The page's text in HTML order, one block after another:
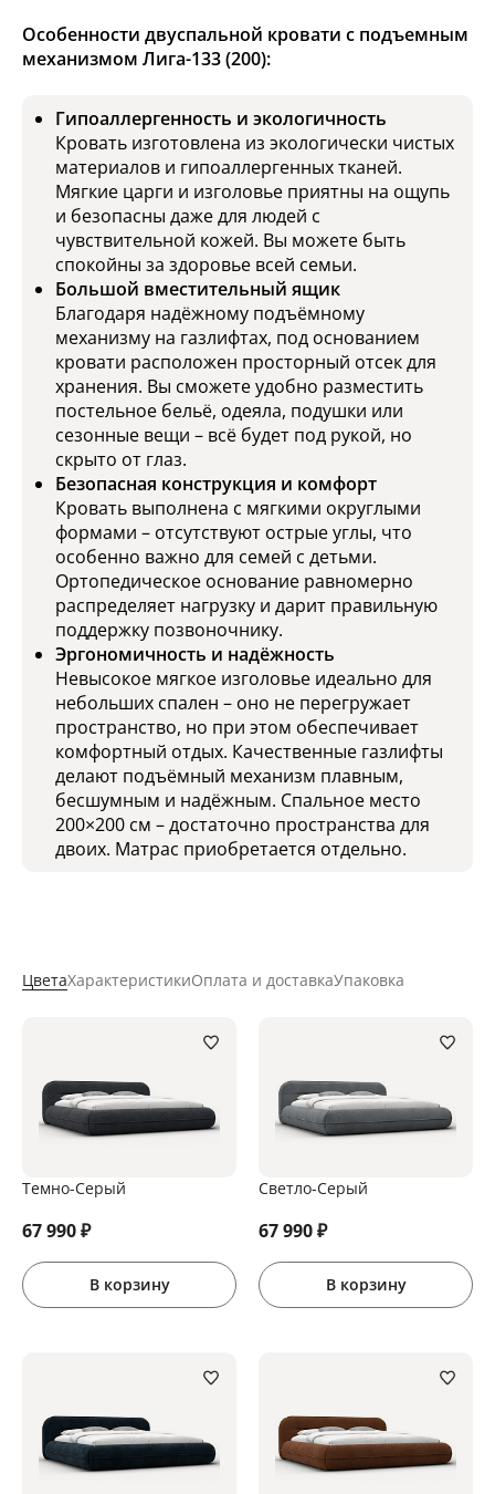
Особенности двуспальной кровати с подъемным
механизмом Лига-133 (200):
Гипоаллергенность и экологичность
Кровать изготовлена из экологически чистых
материалов и гипоаллергенных тканей.
Мягкие царги и изголовье приятны на ощупь
и безопасны даже для людей с
чувствительной кожей. Вы можете быть
спокойны за здоровье всей семьи.
Большой вместительный ящик
Благодаря надёжному подъёмному
механизму на газлифтах, под основанием
кровати расположен просторный отсек для
хранения. Вы сможете удобно разместить
постельное бельё, одеяла, подушки или
сезонные вещи – всё будет под рукой, но
скрыто от глаз.
Безопасная конструкция и комфорт
Кровать выполнена с мягкими округлыми
формами – отсутствуют острые углы, что
особенно важно для семей с детьми.
Ортопедическое основание равномерно
распределяет нагрузку и дарит правильную
поддержку позвоночнику.
Эргономичность и надёжность
Невысокое мягкое изголовье идеально для
небольших спален – оно не перегружает
пространство, но при этом обеспечивает
комфортный отдых. Качественные газлифты
делают подъёмный механизм плавным,
бесшумным и надёжным. Спальное место
200×200 см – достаточно пространства для
двоих. Матрас приобретается отдельно.
ЦветаХарактеристикиОплата и доставкаУпаковка
Темно-Серый
67 990₽
В корзину
Светло-Серый
67 990₽
В корзину